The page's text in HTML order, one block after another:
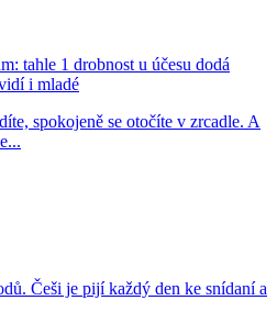
tahle 1 drobnost u účesu dodá
i mladé
spokojeně se otočíte v zrcadle. A
Češi je pijí každý den ke snídaní a